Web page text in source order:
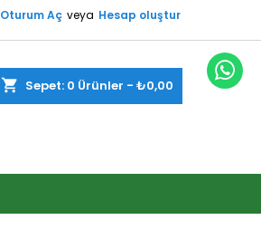
Oturum Aç veya Hesap oluştur
shopping_cart Sepet: 0 Ürünler - ₺0,00